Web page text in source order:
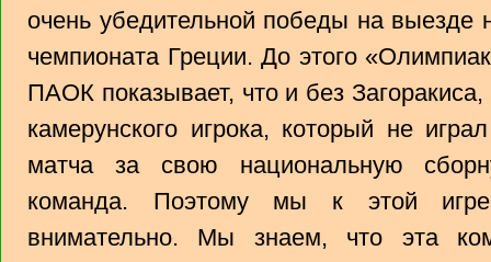
очень убедительной победы на
чемпионата Греции. До этого
ПАОК показывает, что и без
камерунского игрока, который не
матча за свою национальную
команда. Поэтому мы к этой игре
внимательно. Мы знаем, что эта